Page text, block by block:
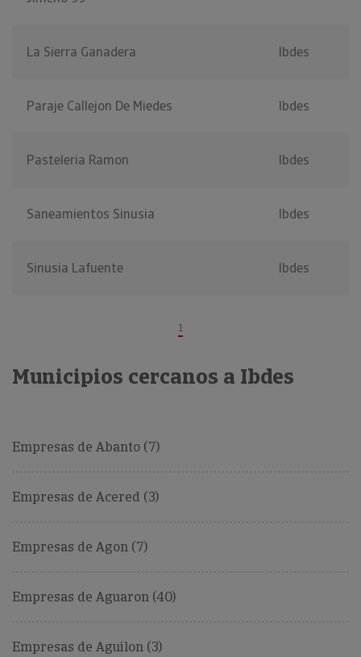
La Sierra Ganadera Ibdes
Paraje Callejon De Miedes Ibdes
Pasteleria Ramon Ibdes
Saneamientos Sinusia Ibdes
Sinusia Lafuente Ibdes
1
Municipios cercanos a Ibdes
Empresas de Abanto (7)
Empresas de Acered (3)
Empresas de Agon (7)
Empresas de Aguaron (40)
Empresas de Aguilon (3)